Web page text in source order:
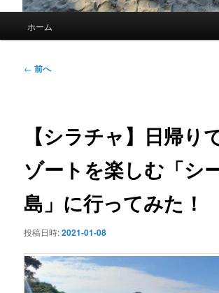
ホーム
投
ョ
ン
← 前へ
【シラチャ】日帰り
ゾートを楽しむ「シ
島」に行ってみた！
投稿日時:2021-01-08